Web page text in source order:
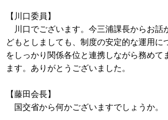
【川口委員】
川口でございます。今三浦課長からお話
どもとしましても、制度の安定的な運用に
をしっかり関係各位と連携しながら務めて
ます。ありがとうございました。
【藤田会長】
国交省から何かございますでしょうか。